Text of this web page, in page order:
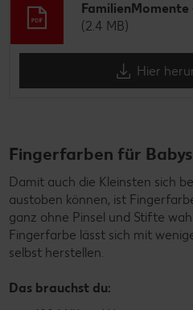
(2.4 MB)
Hier
Fingerfarben für
Damit auch die Kleinsten sich
austoben können, ist
ganz ohne Pinsel und Stifte
Fingerfarbe lässt sich mit
selbst herstellen.
Das brauchst du: